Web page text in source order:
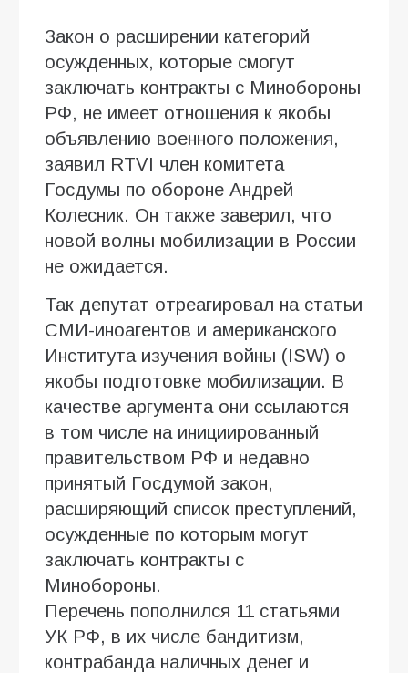
Закон о расширении категорий
осужденных, которые смогут
заключать контракты с Минобороны
РФ, не имеет отношения к якобы
объявлению военного положения,
заявил RTVI член комитета
Госдумы по обороне Андрей
Колесник. Он также заверил, что
новой волны мобилизации в России
не ожидается.
Так депутат отреагировал на статьи
СМИ-иноагентов и американского
Института изучения войны (ISW) о
якобы подготовке мобилизации. В
качестве аргумента они ссылаются
в том числе на инициированный
правительством РФ и недавно
принятый Госдумой закон,
расширяющий список преступлений,
осужденные по которым могут
заключать контракты с
Минобороны.
Перечень пополнился 11 статьями
УК РФ, в их числе бандитизм,
контрабанда наличных денег и